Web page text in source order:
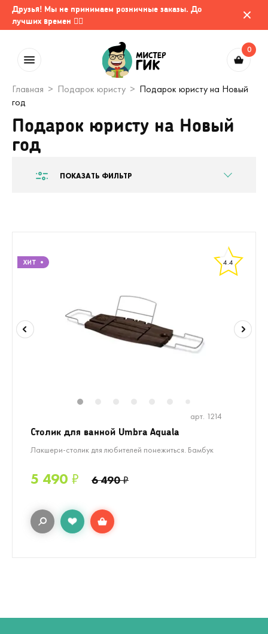
Друзья! Мы не принимаем розничные заказы. До
лучших времен 🤷‍♂️
0
Главная Подарок юристу
Подарок юристу на Новый
год
Подарок юристу на Новый
год
ПОКАЗАТЬ ФИЛЬТР
4.4
арт. 1214
Столик для ванной Umbra Aquala
Лакшери-столик для любителей понежиться. Бамбук
5 490 ₽ 6 490₽